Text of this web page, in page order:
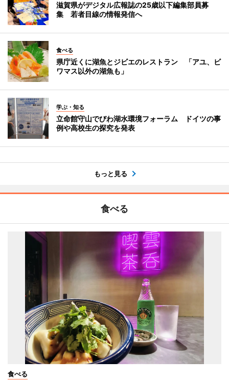
滋賀県がデジタル広報誌の25歳以下編集部員募
集 若者目線の情報発信へ
食べる
県庁近くに湖魚とジビエのレストラン 「アユ、ビ
ワマス以外の湖魚も」
学ぶ・知る
立命館守山でびわ湖水環境フォーラム ドイツの事
例や高校生の探究を発表
もっと見る
食べる
食べる